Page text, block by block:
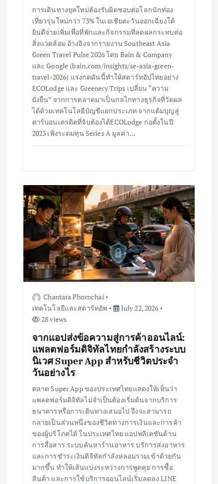
การเดินทางยุคใหม่ต้องรับผิดชอบต่อโลกนักท่อง
เที่ยวรุ่นใหม่กว่า 73% ในเอเชียตะวันออกเฉียงใต้
ยินดีจ่ายเพิ่มเพื่อที่พักและกิจกรรมที่ลดผลกระทบต่อ
สิ่งแวดล้อม อ้างอิงจากรายงาน Southeast Asia
Green Travel Pulse 2026 โดย Bain & Company
และ Google (bain.com/insights/se-asia-green-
travel-2026) แรงกดดันนี้ทำให้สตาร์ทอัปไทยอย่าง
ECOLodge และ Greenery Trips เปลี่ยน “ความ
ยั่งยืน” จากการตลาดมาเป็นกลไกทางธุรกิจที่วัดผล
ได้ด้วยเทคโนโลยีบัญชีแยกประเภท จากแต้มบุญสู่
คาร์บอนเครดิตที่จับต้องได้ECOLodge ก่อตั้งในปี
2023 เพิ่งระดมทุน Series A มูลค่า…
Chantara Phornchai
เทคโนโลยีและสตาร์ทอัพ
July 22, 2026
28 views
จากแอปส่งข้อความสู่การค้าออนไลน์:
แพลตฟอร์มดิจิทัลไทยกำลังสร้างระบบ
นิเวศ Super App สำหรับชีวิตประจำ
วันอย่างไร
ตลาด Super App ของประเทศไทยแสดงให้เห็นว่า
แพลตฟอร์มดิจิทัลไม่จำเป็นต้องเริ่มต้นจากบริการ
ธนาคารหรือการเดินทางเสมอไป จึงจะสามารถ
กลายเป็นส่วนหนึ่งของชีวิตทางการเงินและการค้า
ของผู้บริโภคได้ ในประเทศไทย แอปพลิเคชันด้าน
การสื่อสาร ระบบค้นหาร้านอาหาร บริการส่งอาหาร
และการชำระเงินดิจิทัลกำลังหลอมรวมเข้าด้วยกัน
มากขึ้น ทำให้เส้นแบ่งระหว่างการพูดคุย การซื้อ
สินค้า และการใช้บริการออนไลน์เริ่มลดลง LINE